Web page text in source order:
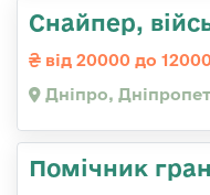
Снайпер,
від 20000 до
Дніпро,
Помічник